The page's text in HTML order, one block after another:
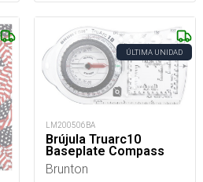
ÚLTIMA UNIDAD
LM200506BA
Brújula Truarc10
Baseplate Compass
Brunton